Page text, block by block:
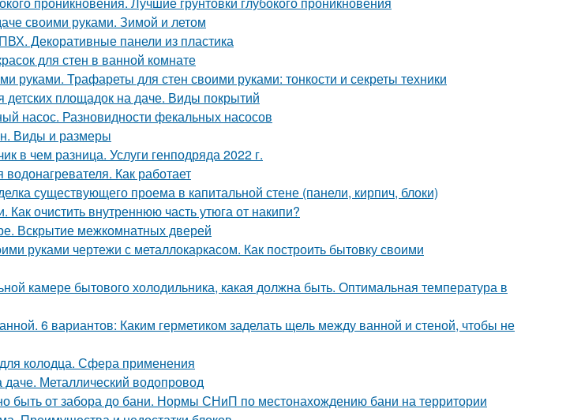
своими руками. Зимой и летом
Декоративные панели из пластика
для стен в ванной комнате
руками. Трафареты для стен своими руками: тонкости и секреты техники
детских площадок на даче. Виды покрытий
насос. Разновидности фекальных насосов
Виды и размеры
в чем разница. Услуги генподряда 2022 г.
Как работает
существующего проема в капитальной стене (панели, кирпич, блоки)
Как очистить внутреннюю часть утюга от накипи?
Вскрытие межкомнатных дверей
руками чертежи с металлокаркасом. Как построить бытовку своими
камере бытового холодильника, какая должна быть. Оптимальная температура в
6 вариантов: Каким герметиком заделать щель между ванной и стеной, чтобы не
колодца. Сфера применения
Металлический водопровод
быть от забора до бани. Нормы СНиП по местонахождению бани на территории